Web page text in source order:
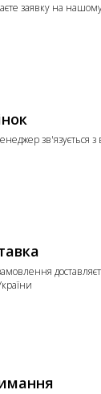
заявку на нашому
зв'язується